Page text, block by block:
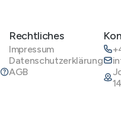
Rechtliches
Impressum
Datenschutzerklärung
AGB